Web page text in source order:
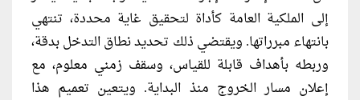
إلى الملكية العامة كأداة لتحقيق غاية محددة، تنتهي
بانتهاء مبرراتها. ويقتضي ذلك تحديد نطاق التدخل بدقة،
وربطه بأهداف قابلة للقياس، وسقف زمني معلوم، مع
إعلان مسار الخروج منذ البداية. ويتعين تعميم هذا